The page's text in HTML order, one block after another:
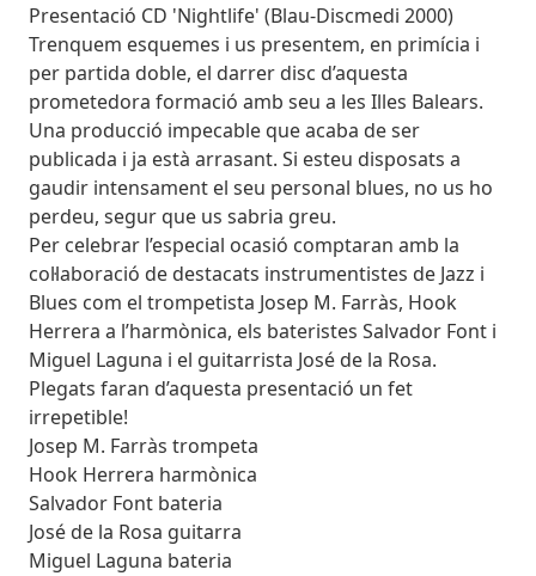
Subtitol
Presentació CD 'Nightlife' (Blau-Discmedi 2000)
Body
Trenquem esquemes i us presentem, en primícia i
per partida doble, el darrer disc d’aquesta
prometedora formació amb seu a les Illes Balears.
Una producció impecable que acaba de ser
publicada i ja està arrasant. Si esteu disposats a
gaudir intensament el seu personal blues, no us ho
perdeu, segur que us sabria greu.
Per celebrar l’especial ocasió comptaran amb la
col·laboració de destacats instrumentistes de Jazz i
Blues com el trompetista Josep M. Farràs, Hook
Herrera a l’harmònica, els bateristes Salvador Font i
Miguel Laguna i el guitarrista José de la Rosa.
Plegats faran d’aquesta presentació un fet
irrepetible!
Josep M. Farràs trompeta
Hook Herrera harmònica
Salvador Font bateria
José de la Rosa guitarra
Miguel Laguna bateria